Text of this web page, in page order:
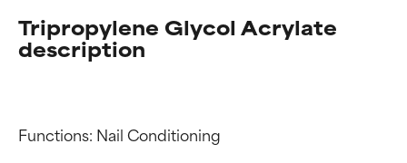
Tripropylene Glycol Acrylate
description
Functions: Nail Conditioning